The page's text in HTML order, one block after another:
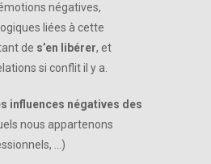
négatives,
liées à cette
de s’en libérer, et
si conflit il y a.
influences négatives des
nous appartenons
…)